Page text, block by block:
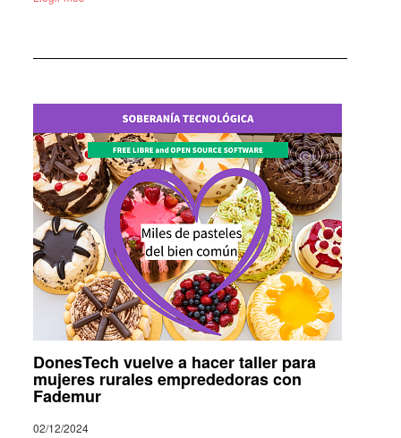
DonesTech vuelve a hacer taller para
mujeres rurales emprededoras con
Fademur
02/12/2024